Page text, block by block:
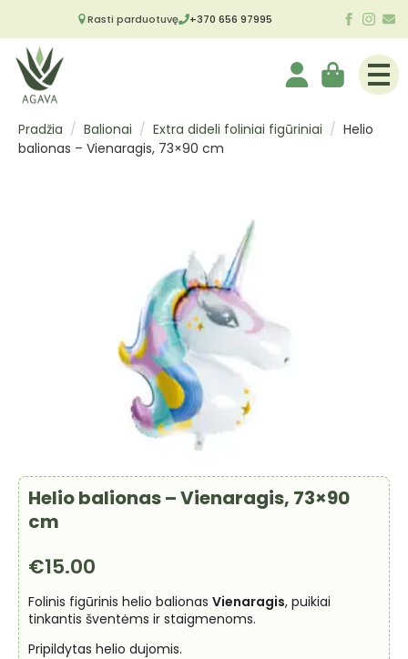
Rasti parduotuvę +370 656 97995
Pradžia Balionai Extra dideli foliniai figūriniai
Helio
balionas – Vienaragis, 73×90 cm
Helio balionas – Vienaragis, 73×90
cm
€15.00
Folinis figūrinis helio balionas Vienaragis, puikiai
tinkantis šventėms ir staigmenoms.
Pripildytas helio dujomis.